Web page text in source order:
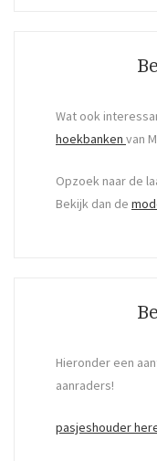
Wat ook
hoekbanken van
Opzoek naar de
Bekijk dan de
Hieronder een
aanraders!
pasjeshouder